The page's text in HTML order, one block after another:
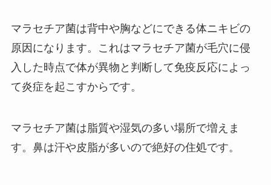
マラセチア菌は背中や胸などにできる体ニキビの
原因になります。これはマラセチア菌が毛穴に侵
入した時点で体が異物と判断して免疫反応によっ
て炎症を起こすからです。
マラセチア菌は脂質や湿気の多い場所で増えま
す。鼻は汗や皮脂が多いので絶好の住処です。